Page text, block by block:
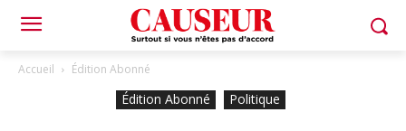
Accueil Édition Abonné
Édition Abonné Politique